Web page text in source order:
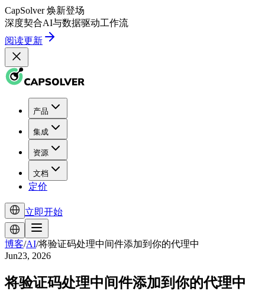
CapSolver 焕新登场
深度契合AI与数据驱动工作流
阅读更新
产品
集成
资源
文档
定价
立即开始
博客/AI/将验证码处理中间件添加到你的代理中
Jun23, 2026
将验证码处理中间件添加到你的代理中